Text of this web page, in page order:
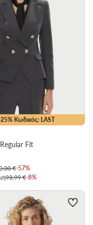
Κωδικός: LAST
Regular Fit
€-57%
93,99 €-8%